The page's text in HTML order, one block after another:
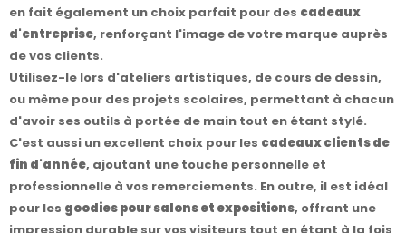
en fait également un choix parfait pour des cadeaux
d'entreprise, renforçant l'image de votre marque auprès
de vos clients.
Utilisez-le lors d'ateliers artistiques, de cours de dessin,
ou même pour des projets scolaires, permettant à chacun
d'avoir ses outils à portée de main tout en étant stylé.
C'est aussi un excellent choix pour les cadeaux clients de
fin d'année, ajoutant une touche personnelle et
professionnelle à vos remerciements. En outre, il est idéal
pour les goodies pour salons et expositions, offrant une